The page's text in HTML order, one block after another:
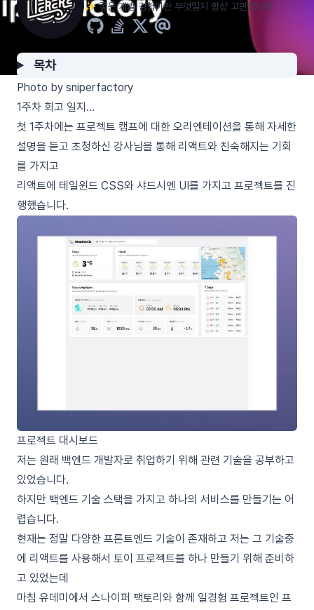
✨ 좋은 개발 경험이란 무엇일지 항상 고민합니다.
목차
Photo by sniperfactory
1주차 회고 일지…
첫 1주차에는 프로젝트 캠프에 대한 오리엔테이션을 통해 자세한
설명을 듣고 초청하신 강사님을 통해 리액트와 친숙해지는 기회
를 가지고
리액트에 테일윈드 CSS와 샤드시엔 UI를 가지고 프로젝트를 진
행했습니다.
프로젝트 대시보드
저는 원래 백엔드 개발자로 취업하기 위해 관련 기술을 공부하고
있었습니다.
하지만 백엔드 기술 스택을 가지고 하나의 서비스를 만들기는 어
렵습니다.
현재는 정말 다양한 프론트엔드 기술이 존재하고 저는 그 기술중
에 리액트를 사용해서 토이 프로젝트를 하나 만들기 위해 준비하
고 있었는데
마침 유데미에서 스나이퍼 팩토리와 함께 일경험 프로젝트인 프